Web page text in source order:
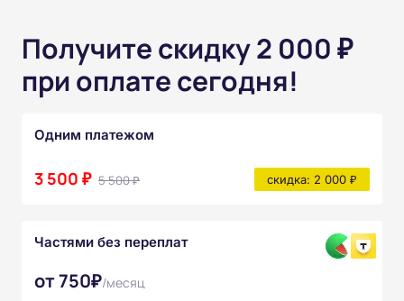
Получите скидку 2 000 ₽
при оплате сегодня!
Одним платежом
3 500 ₽ 5 500 ₽ скидка: 2 000 ₽
Частями без переплат
от 750₽/месяц